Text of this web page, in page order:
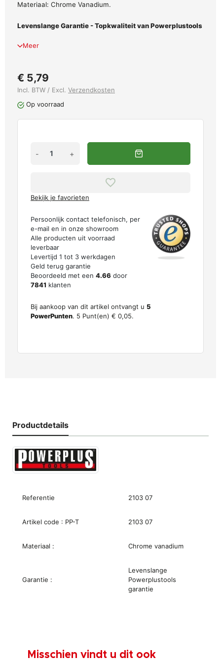
Materiaal: Chrome Vanadium.
Levenslange Garantie - Topkwaliteit van Powerplustools
Meer
€ 5,79
Incl. BTW / Excl. Verzendkosten
Op voorraad
- +
Bekijk je favorieten
Persoonlijk contact telefonisch, per
e-mail en in onze showroom
Alle producten uit voorraad
leverbaar
Levertijd 1 tot 3 werkdagen
Geld terug garantie
Beoordeeld met een 4.66 door
7841 klanten
Bij aankoop van dit artikel ontvangt u 5
PowerPunten. 5 Punt(en) € 0,05.
Productdetails
Referentie 2103 07
Artikel code : PP-T 2103 07
Materiaal : Chrome vanadium
Garantie :
Levenslange
Powerplustools
garantie
Misschien vindt u dit ook